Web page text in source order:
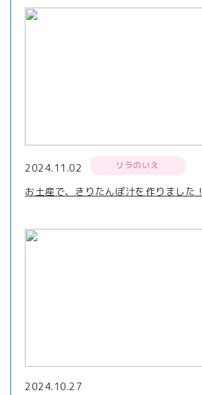
2024.11.02 リラのいえ
お土産で、きりたんぽ汁を作りました！
2024.10.27